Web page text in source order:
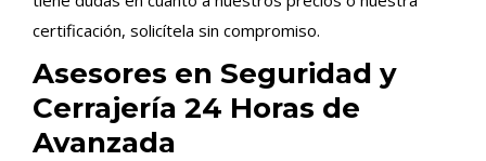
certificación, solicítela sin compromiso.
Asesores en Seguridad y
Cerrajería 24 Horas de
Avanzada